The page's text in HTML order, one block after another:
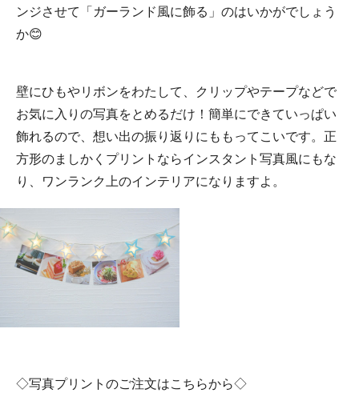
ンジさせて「ガーランド風に飾る」のはいかがでしょう
か😊
壁にひもやリボンをわたして、クリップやテープなどで
お気に入りの写真をとめるだけ！簡単にできていっぱい
飾れるので、想い出の振り返りにももってこいです。正
方形のましかくプリントならインスタント写真風にもな
り、ワンランク上のインテリアになりますよ。
◇写真プリントのご注文はこちらから◇